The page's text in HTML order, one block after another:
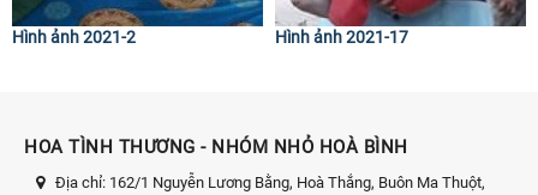
Hình ảnh 2021-2 Hình ảnh 2021-17
HOA TÌNH THƯƠNG - NHÓM NHỎ HOÀ BÌNH
Địa chỉ: 162/1 Nguyễn Lương Bằng, Hoà Thắng, Buôn Ma Thuột,